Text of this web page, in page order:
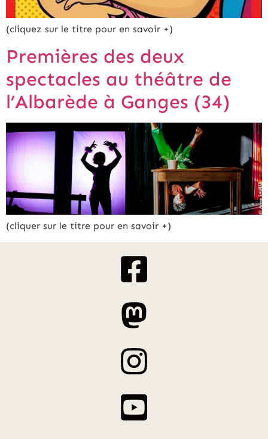
(cliquez sur le titre pour en savoir +)
Premières des deux
spectacles au théâtre de
l’Albarède à Ganges (34)
(cliquer sur le titre pour en savoir +)